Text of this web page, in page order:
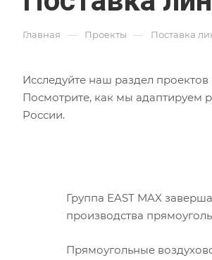
Главная — Проекты — Поставка
Исследуйте наш раздел
Посмотрите, как мы адаптируем
России.
Группа EAST MAX
производства
Прямоугольные